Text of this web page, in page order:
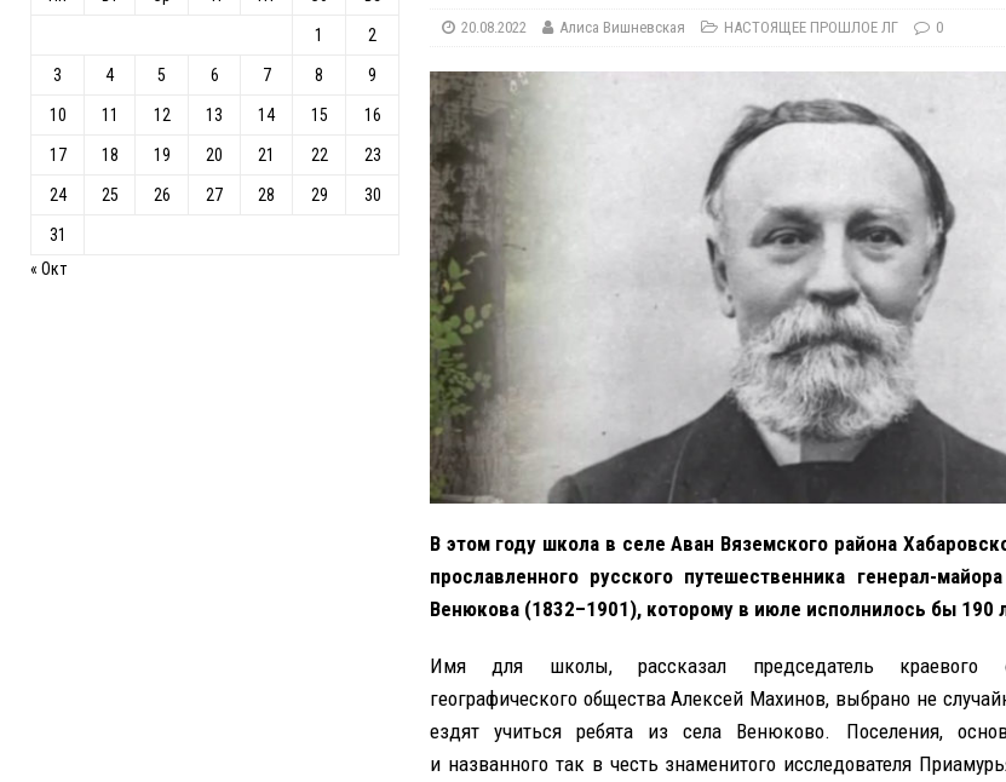
20.08.2022 Алиса Вишневская НАСТОЯЩЕЕ ПРОШЛОЕ ЛГ 0
В этом году школа в селе Аван Вяземского района
прославленного русского путешественника генерал-
Венюкова (1832–1901), которому в июле исполнилось бы 190
Имя для школы, рассказал председатель краевого
географического общества Алексей Махинов, выбрано не
ездят учиться ребята из села Венюково. Поселения,
и названного так в честь знаменитого исследователя
1 2
3 4 5 6 7 8 9
10 11 12 13 14 15 16
17 18 19 20 21 22 23
24 25 26 27 28 29 30
31
« Окт